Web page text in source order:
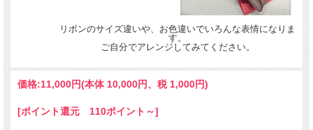
リボンのサイズ違いや、お色違いでいろんな表情になりま
す。
ご自分でアレンジしてみてください。
価格:11,000円(本体 10,000円、税 1,000円)
[ポイント還元 110ポイント～]